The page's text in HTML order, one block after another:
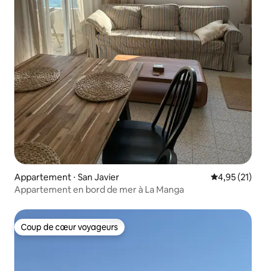
Appartement ⋅ San Javier Évaluation
4,95 (21)
Appartement en bord de mer à La Manga
Coup de cœur voyageurs
Coup de cœur voyageurs